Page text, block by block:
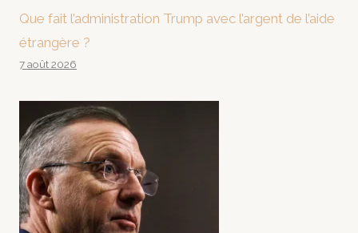
Que fait l’administration Trump avec l’argent de l’aide
étrangère ?
7 août 2026